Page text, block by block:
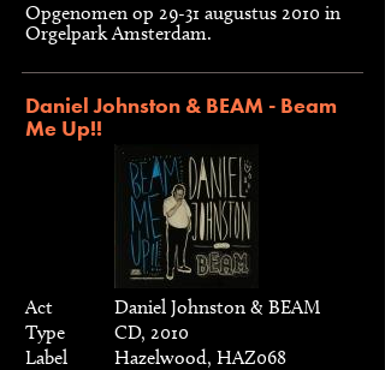
Opgenomen op 29-31 augustus 2010 in
Orgelpark Amsterdam.
Daniel Johnston & BEAM - Beam
Me Up!!
Act
Daniel Johnston & BEAM
Type
CD, 2010
Label
Hazelwood, HAZ068